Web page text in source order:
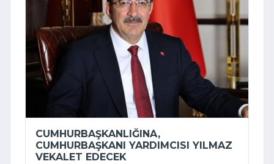
CUMHURBAŞKANLIĞINA,
CUMHURBAŞKANI YARDIMCISI YILMAZ
VEKALET EDECEK